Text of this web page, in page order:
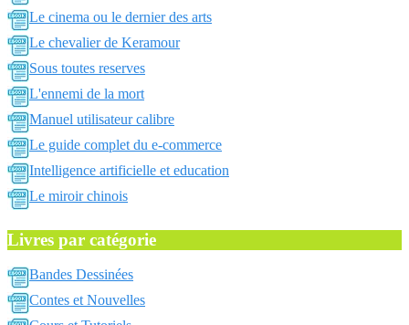
Le cinema ou le dernier des arts
Le chevalier de Keramour
Sous toutes reserves
L'ennemi de la mort
Manuel utilisateur calibre
Le guide complet du e-commerce
Intelligence artificielle et education
Le miroir chinois
Livres par catégorie
Bandes Dessinées
Contes et Nouvelles